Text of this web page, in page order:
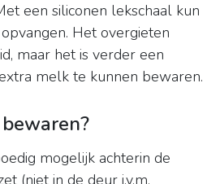
een siliconen lekschaal kun
Het overgieten
maar het is verder een
melk te kunnen bewaren.
mogelijk achterin de
(niet in de deur i.v.m.